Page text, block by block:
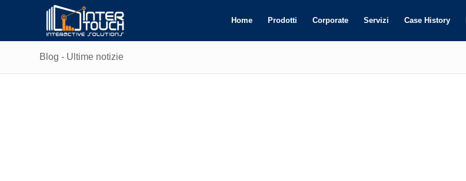
Home Prodotti Corporate Servizi Case History
Blog - Ultime notizie